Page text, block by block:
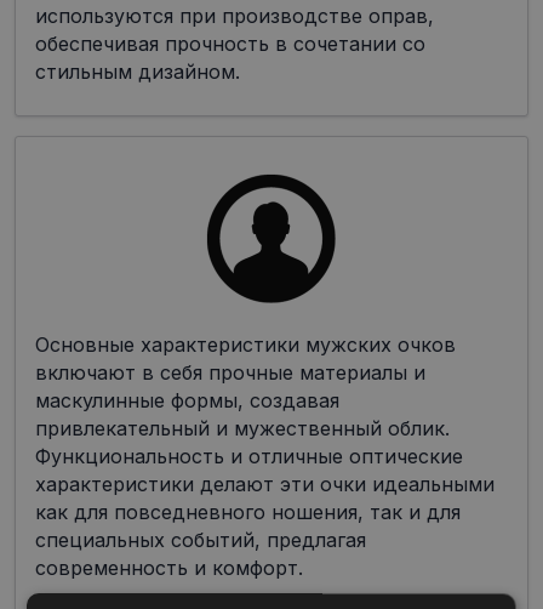
используются при производстве оправ,
обеспечивая прочность в сочетании со
стильным дизайном.
Основные характеристики мужских очков
включают в себя прочные материалы и
маскулинные формы, создавая
привлекательный и мужественный облик.
Функциональность и отличные оптические
характеристики делают эти очки идеальными
как для повседневного ношения, так и для
специальных событий, предлагая
современность и комфорт.